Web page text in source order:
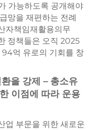
가능하도록 공개해야
망을 재편하는 전례
자책임재활용의무
정책들은 오직 2025
94억 유로의 기회를 창
을 강제 – 총소유
이점에 따라 운용
업 부문을 위한 새로운